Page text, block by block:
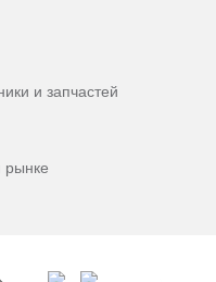
и запчастей
рынке